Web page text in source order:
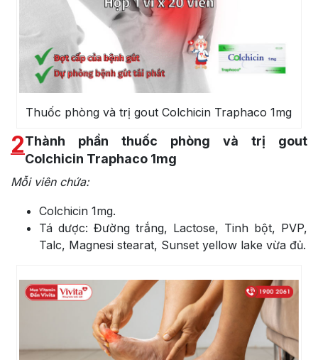
Thuốc phòng và trị gout Colchicin Traphaco 1mg
2Thành phần thuốc phòng và trị gout
Colchicin Traphaco 1mg
Mỗi viên chứa:
Colchicin 1mg.
Tá dược: Đường trắng, Lactose, Tinh bột, PVP,
Talc, Magnesi stearat, Sunset yellow lake vừa đủ.